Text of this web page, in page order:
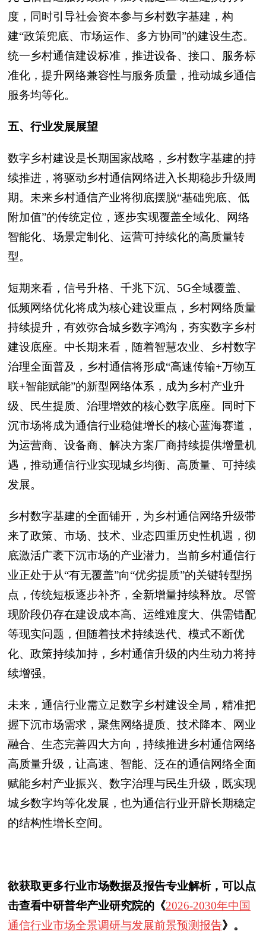
度，同时引导社会资本参与乡村数字基建，构
建“政策兜底、市场运作、多方协同”的建设生态。
统一乡村通信建设标准，推进设备、接口、服务标
准化，提升网络兼容性与服务质量，推动城乡通信
服务均等化。
五、行业发展展望
数字乡村建设是长期国家战略，乡村数字基建的持
续推进，将驱动乡村通信网络进入长期稳步升级周
期。未来乡村通信产业将彻底摆脱“基础兜底、低
附加值”的传统定位，逐步实现覆盖全域化、网络
智能化、场景定制化、运营可持续化的高质量转
型。
短期来看，信号升格、千兆下沉、5G全域覆盖、
低频网络优化将成为核心建设重点，乡村网络质量
持续提升，有效弥合城乡数字鸿沟，夯实数字乡村
建设底座。中长期来看，随着智慧农业、乡村数字
治理全面普及，乡村通信将形成“高速传输+万物互
联+智能赋能”的新型网络体系，成为乡村产业升
级、民生提质、治理增效的核心数字底座。同时下
沉市场将成为通信行业稳健增长的核心蓝海赛道，
为运营商、设备商、解决方案厂商持续提供增量机
遇，推动通信行业实现城乡均衡、高质量、可持续
发展。
乡村数字基建的全面铺开，为乡村通信网络升级带
来了政策、市场、技术、业态四重历史性机遇，彻
底激活广袤下沉市场的产业潜力。当前乡村通信行
业正处于从“有无覆盖”向“优劣提质”的关键转型拐
点，传统短板逐步补齐，全新增量持续释放。尽管
现阶段仍存在建设成本高、运维难度大、供需错配
等现实问题，但随着技术持续迭代、模式不断优
化、政策持续加持，乡村通信升级的内生动力将持
续增强。
未来，通信行业需立足数字乡村建设全局，精准把
握下沉市场需求，聚焦网络提质、技术降本、网业
融合、生态完善四大方向，持续推进乡村通信网络
高质量升级，让高速、智能、泛在的通信网络全面
赋能乡村产业振兴、数字治理与民生升级，既实现
城乡数字均等化发展，也为通信行业开辟长期稳定
的结构性增长空间。
欲获取更多行业市场数据及报告专业解析，可以点
击查看中研普华产业研究院的《2026-2030年中国
通信行业市场全景调研与发展前景预测报告》。